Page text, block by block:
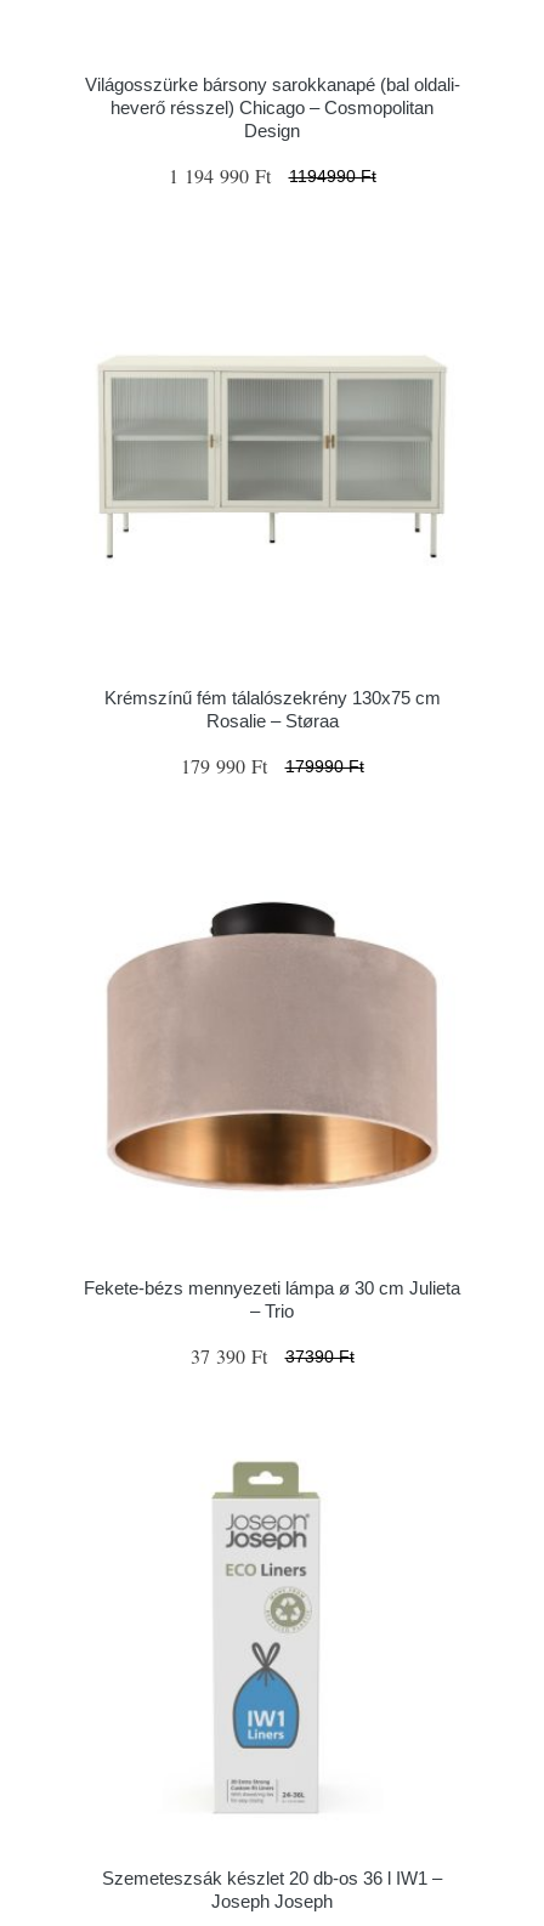
Világosszürke bársony sarokkanapé (bal oldali-
heverő résszel) Chicago – Cosmopolitan
Design
1 194 990 Ft 1194990 Ft
Krémszínű fém tálalószekrény 130x75 cm
Rosalie – Støraa
179 990 Ft 179990 Ft
Fekete-bézs mennyezeti lámpa ø 30 cm Julieta
– Trio
37 390 Ft 37390 Ft
Szemeteszsák készlet 20 db-os 36 l IW1 –
Joseph Joseph